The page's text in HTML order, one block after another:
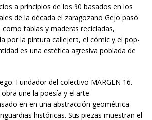
a principios de los 90 basados en los
de la década el zaragozano Gejo pasó
tablas y maderas recicladas,
por la pintura callejera, el cómic y el pop-
es una estética agresiva poblada de
Fundador del colectivo MARGEN 16.
une la poesía y el arte
en en una abstracción geométrica
históricas. Sus piezas muestran el